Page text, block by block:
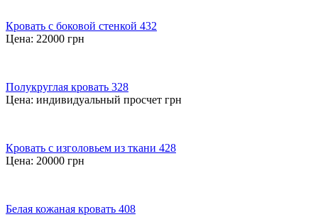
Кровать с боковой стенкой 432
Цена: 22000 грн
Полукруглая кровать 328
Цена: индивидуальный просчет грн
Кровать с изголовьем из ткани 428
Цена: 20000 грн
Белая кожаная кровать 408